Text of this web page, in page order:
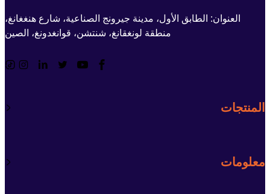
العنوان: الطابق الأول، مدينة جيرونج الصناعية، شارع هنغغانغ،
منطقة لونغقانغ، شنتشن، قوانغدونغ، الصين
المنتجات
معلومات